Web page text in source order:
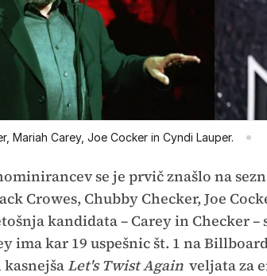
Mariah Carey, Joe Cocker in Cyndi Lauper.
se je prvič znašlo na
Crowes, Chubby Checker, Joe
kandidata – Carey in Checker
ima kar 19 uspešnic št. 1 na
Let's Twist Again veljata za